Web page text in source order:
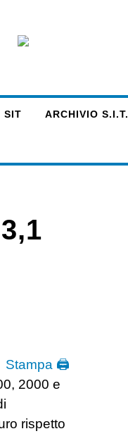
SIT ARCHIVIO S.I.T.
Stampa 🖨
2000 e
rispetto